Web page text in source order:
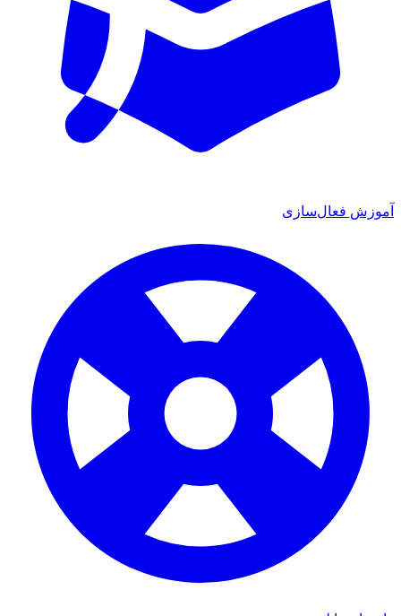
آموزش فعال‌سازی